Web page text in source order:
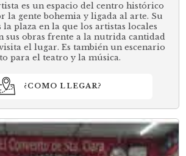
es un espacio del centro histórico
la gente bohemia y ligada al arte. Su
plaza en la que los artistas locales
sus obras frente a la nutrida cantidad
el lugar. Es también un escenario
para el teatro y la música.
¿COMO LLEGAR?